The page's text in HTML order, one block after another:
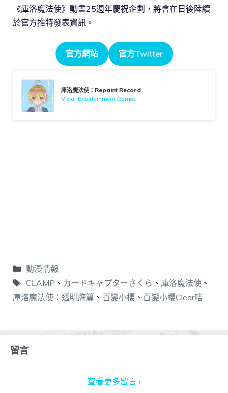
《庫洛魔法使》動畫25週年慶祝企劃，將會在日後陸續
於官方推特發表資訊。
官方網站 官方Twitter
庫洛魔法使：Repaint Record
Victor Entertainment Games
動漫情報
CLAMP 、 カードキャプターさくら 、 庫洛魔法使、
庫洛魔法使：透明牌篇 、 百變小櫻 、 百變小櫻Clear咭
留言
查看更多留言 ›